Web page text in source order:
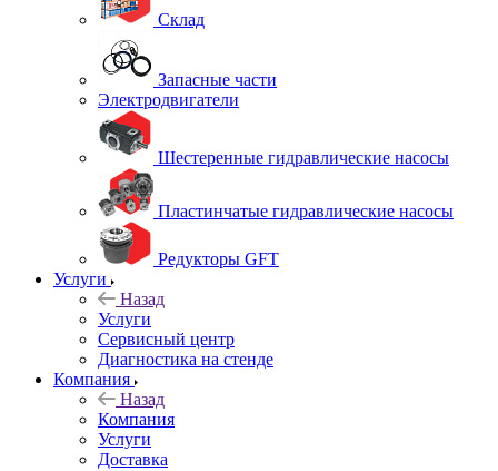
Склад
Запасные части
Электродвигатели
Шестеренные гидравлические насосы
Пластинчатые гидравлические насосы
Редукторы GFT
Услуги
Назад
Услуги
Сервисный центр
Диагностика на стенде
Компания
Назад
Компания
Услуги
Доставка